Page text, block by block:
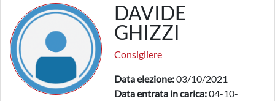
DAVIDE
GHIZZI
Consigliere
Data elezione:03/10/2021
Data entrata in carica:04-10-